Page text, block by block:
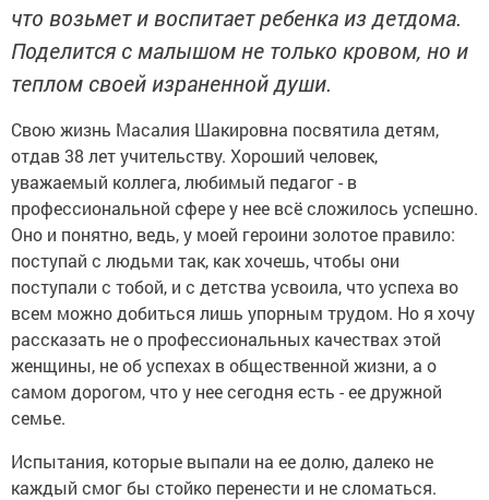
что возьмет и воспитает ребенка из детдома.
Поделится с малышом не только кровом, но и
теплом своей израненной души.
Свою жизнь Масалия Шакировна посвятила детям,
отдав 38 лет учительству. Хороший человек,
уважаемый коллега, любимый педагог - в
профессиональной сфере у нее всё сложилось успешно.
Оно и понятно, ведь, у моей героини золотое правило:
поступай с людьми так, как хочешь, чтобы они
поступали с тобой, и с детства усвоила, что успеха во
всем можно добиться лишь упорным трудом. Но я хочу
рассказать не о профессиональных качествах этой
женщины, не об успехах в общественной жизни, а о
самом дорогом, что у нее сегодня есть - ее дружной
семье.
Испытания, которые выпали на ее долю, далеко не
каждый смог бы стойко перенести и не сломаться.